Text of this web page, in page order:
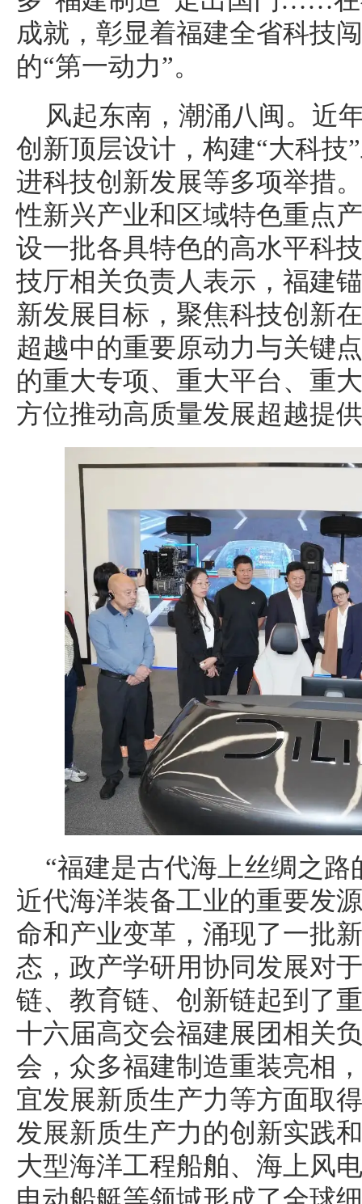
成就，彰显着福建全省科技
的“第一动力”。
风起东南，潮涌八闽。近
创新顶层设计，构建“大科技
进科技创新发展等多项举措
性新兴产业和区域特色重点
设一批各具特色的高水平科
技厅相关负责人表示，福建
新发展目标，聚焦科技创新
超越中的重要原动力与关键
的重大专项、重大平台、重
方位推动高质量发展超越提
“福建是古代海上丝绸之
近代海洋装备工业的重要发
命和产业变革，涌现了一批
态，政产学研用协同发展对
链、教育链、创新链起到了
十六届高交会福建展团相关
会，众多福建制造重装亮相
宜发展新质生产力等方面取
发展新质生产力的创新实践
大型海洋工程船舶、海上风